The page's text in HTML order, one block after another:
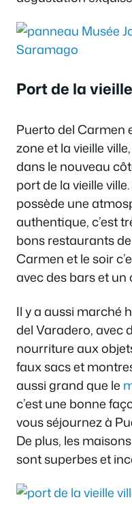
Port de la
Puerto del Carmen
zone et la vieille
dans le nouveau
port de la vieille
possède une
authentique, c’est
bons restaurants
Carmen et le soir
avec des bars et un
Il y a aussi marché
del Varadero, avec
nourriture aux
faux sacs et
aussi grand que le
c’est une bonne
vous séjournez à
De plus, les
sont superbes et